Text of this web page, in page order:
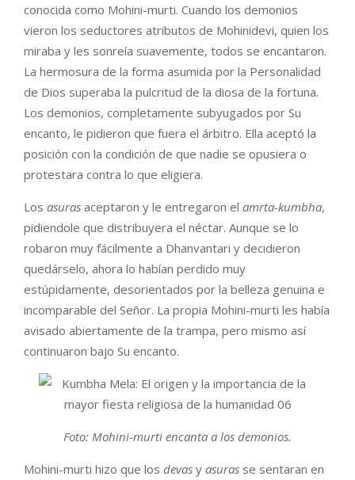
conocida como Mohini-murti. Cuando los demonios
vieron los seductores atributos de Mohinidevi, quien los
miraba y les sonreía suavemente, todos se encantaron.
La hermosura de la forma asumida por la Personalidad
de Dios superaba la pulcritud de la diosa de la fortuna.
Los demonios, completamente subyugados por Su
encanto, le pidieron que fuera el árbitro. Ella aceptó la
posición con la condición de que nadie se opusiera o
protestara contra lo que eligiera.
Los asuras aceptaron y le entregaron el amrta-kumbha,
pidiendole que distribuyera el néctar. Aunque se lo
robaron muy fácilmente a Dhanvantari y decidieron
quedárselo, ahora lo habían perdido muy
estúpidamente, desorientados por la belleza genuina e
incomparable del Señor. La propia Mohini-murti les había
avisado abiertamente de la trampa, pero mismo así
continuaron bajo Su encanto.
Foto: Mohini-murti encanta a los demonios.
Mohini-murti hizo que los devas y asuras se sentaran en